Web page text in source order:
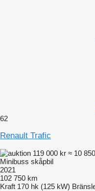
62
Renault Trafic
119 000 kr ≈ 10
Minibuss skåpbil
2021
102 750 km
Kraft 170 hk (125 kW)